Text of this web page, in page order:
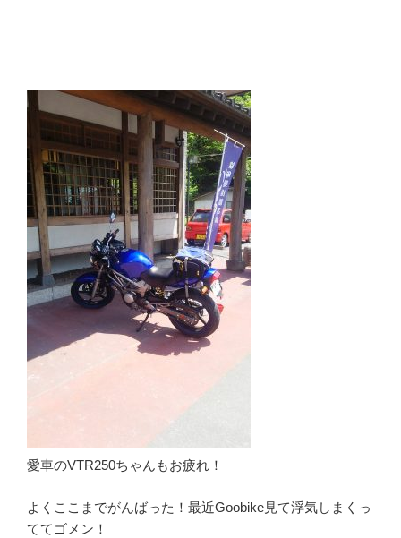
愛車のVTR250ちゃんもお疲れ！
よくここまでがんばった！最近Goobike見て浮気しまくっ
ててゴメン！